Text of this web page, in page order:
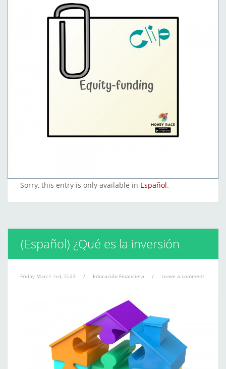
Sorry, this entry is only available in Español.
(Español) ¿Qué es la inversión
inmobiliaria?
Friday March 3rd, 2023 / Educación Financiera / Leave a comment